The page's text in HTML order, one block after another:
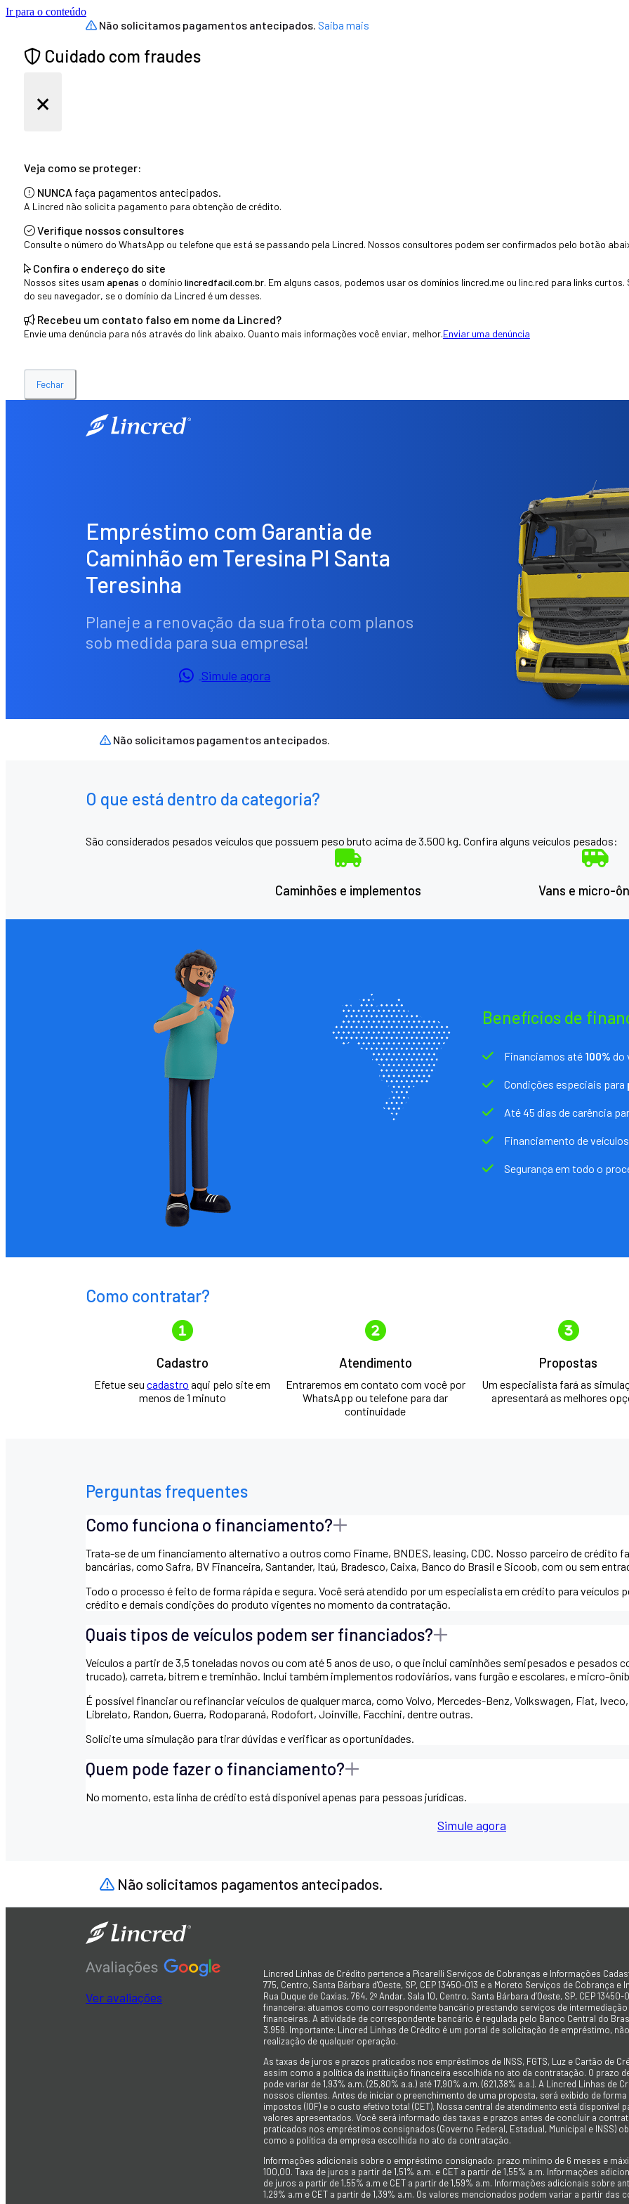
Ir para o conteúdo
Não solicitamos pagamentos antecipados. Saiba mais
Cuidado com fraudes
×
Veja como se proteger:
NUNCAfaça pagamentos antecipados.
A Lincred não solicita pagamento para obtenção de crédito.
Verifique nossos consultores
Consulte o número do WhatsApp ou telefone que está se passando pela Lincred. Nossos consultores podem ser confirmados pelo botão
Confira o endereço do site
Nossos sites usam apenas o domínio lincredfacil.com.br. Em alguns casos, podemos usar os domínios lincred.me ou linc.red para links
do seu navegador, se o domínio da Lincred é um desses.
Recebeu um contato falso em nome da Lincred?
Envie uma denúncia para nós através do link abaixo. Quanto mais informações você enviar, melhor.Enviar uma denúncia
Fechar
Empréstimo com Garantia de
Caminhão em Teresina PI Santa
Teresinha
Planeje a renovação da sua frota com planos
sob medida para sua empresa!
Simule agora
Não solicitamos pagamentos antecipados.
O que está dentro da categoria?
São considerados pesados veículos que possuem peso bruto acima de 3.500 kg. Confira alguns veículos pesados:
Caminhões e implementos Vans e micro-
Benefícios de
Financiamos até 100% do
Condições especiais para
Até 45 dias de carência
Financiamento de
Segurança em todo o
Como contratar?
Cadastro
Efetue seu cadastro aqui pelo site em
menos de 1 minuto
Atendimento
Entraremos em contato com você por
WhatsApp ou telefone para dar
continuidade
Propostas
Um especialista fará as
apresentará as melhores
Perguntas frequentes
Como funciona o financiamento?
Trata-se de um financiamento alternativo a outros como Finame, BNDES, leasing, CDC. Nosso parceiro de crédito
bancárias, como Safra, BV Financeira, Santander, Itaú, Bradesco, Caixa, Banco do Brasil e Sicoob, com ou sem
Todo o processo é feito de forma rápida e segura. Você será atendido por um especialista em crédito para veículos
crédito e demais condições do produto vigentes no momento da contratação.
Quais tipos de veículos podem ser financiados?
Veículos a partir de 3,5 toneladas novos ou com até 5 anos de uso, o que inclui caminhões semipesados e
trucado), carreta, bitrem e treminhão. Inclui também implementos rodoviários, vans furgão e escolares, e micro-
É possível financiar ou refinanciar veículos de qualquer marca, como Volvo, Mercedes-Benz, Volkswagen, Fiat,
Librelato, Randon, Guerra, Rodoparaná, Rodofort, Joinville, Facchini, dentre outras.
Solicite uma simulação para tirar dúvidas e verificar as oportunidades.
Quem pode fazer o financiamento?
No momento, esta linha de crédito está disponível apenas para pessoas jurídicas.
Simule agora
Não solicitamos pagamentos antecipados.
Ver avaliações
Lincred Linhas de Crédito pertence a Picarelli Serviços de Cobranças e Informações
775, Centro, Santa Bárbara d'Oeste, SP, CEP 13450-013 e a Moreto Serviços de Cobrança
Rua Duque de Caxias, 764, 2º Andar, Sala 10, Centro, Santa Bárbara d’Oeste, SP, CEP
financeira: atuamos como correspondente bancário prestando serviços de
financeiras. A atividade de correspondente bancário é regulada pelo Banco Central do
3.959. Importante: Lincred Linhas de Crédito é um portal de solicitação de empréstimo,
realização de qualquer operação.
As taxas de juros e prazos praticados nos empréstimos de INSS, FGTS, Luz e Cartão de
assim como a política da instituição financeira escolhida no ato da contratação. O prazo
pode variar de 1,93% a.m. (25,80% a.a.) até 17,90% a.m. (621,38% a.a.). A Lincred Linhas
nossos clientes. Antes de iniciar o preenchimento de uma proposta, será exibido de
impostos (IOF) e o custo efetivo total (CET). Nossa central de atendimento está
valores apresentados. Você será informado das taxas e prazos antes de concluir a
praticados nos empréstimos consignados (Governo Federal, Estadual, Municipal e INSS)
como a política da empresa escolhida no ato da contratação.
Informações adicionais sobre o empréstimo consignado: prazo mínimo de 6 meses e
100,00. Taxa de juros a partir de 1,51% a.m. e CET a partir de 1,55% a.m. Informações
de juros a partir de 1,55% a.m e CET a partir de 1,59% a.m. Informações adicionais sobre
1,29% a.m e CET a partir de 1,39% a.m. Os valores mencionados podem variar a partir